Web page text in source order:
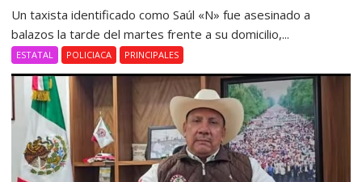
Un taxista identificado como Saúl «N» fue asesinado a
balazos la tarde del martes frente a su domicilio,...
ESTATAL POLICIACA PRINCIPALES